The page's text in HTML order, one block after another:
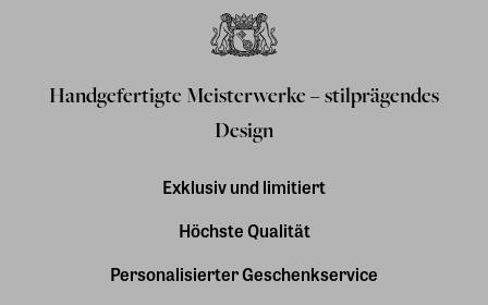
Handgefertigte Meisterwerke – stilprägendes
Design
Exklusiv und limitiert
Höchste Qualität
Personalisierter Geschenkservice